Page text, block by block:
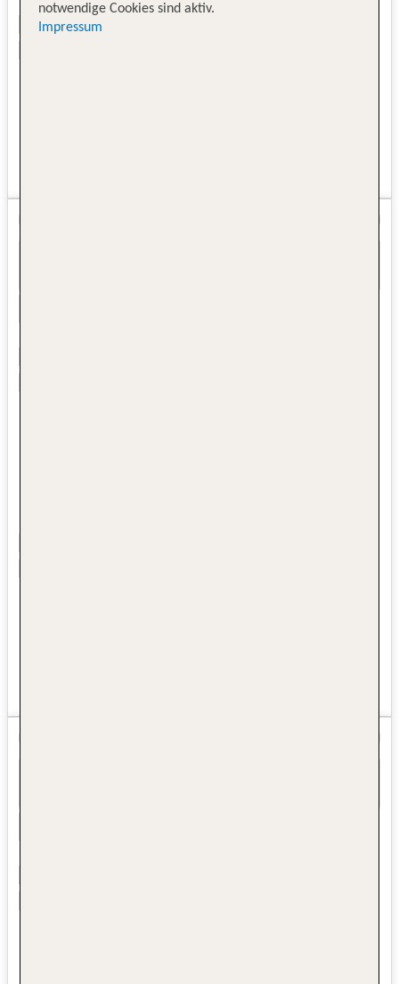
notwendige Cookies sind aktiv.
Impressum